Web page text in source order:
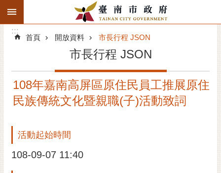
跳到主要內容區塊
搜
階
精彩府城
市府團隊
主題服務
:::
:::
首頁 開放資料 市長行程 JSON
市長行程 JSON
108年嘉南高屏區原住民員工推展原住
民族傳統文化暨親職(子)活動致詞
活動起始時間
108-09-07 11:40